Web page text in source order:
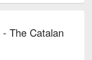
- The Catalan